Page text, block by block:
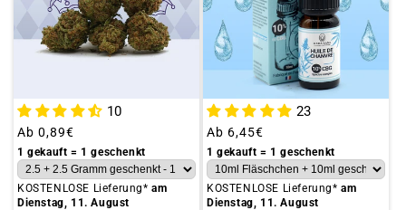
10
Üblicher
Preis
Ab 0,89€
1 gekauft = 1 geschenkt
KOSTENLOSE Lieferung*am
Dienstag, 11. August
23
Üblicher
Preis
Ab 6,45€
1 gekauft = 1 geschenkt
KOSTENLOSE Lieferung*am
Dienstag, 11. August